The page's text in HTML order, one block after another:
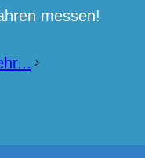
messen!